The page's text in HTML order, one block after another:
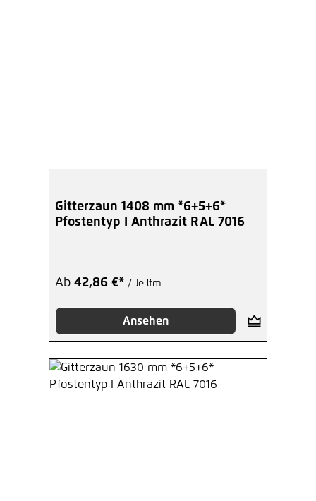
Gitterzaun 1408 mm *6+5+6*
Pfostentyp I Anthrazit RAL 7016
Ab 42,86 €* / Je lfm
Ansehen